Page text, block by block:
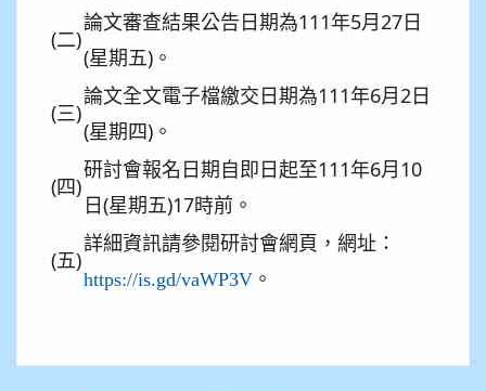
(二)
論文審查結果公告日期為111年5月27日
(星期五)。
(三)
論文全文電子檔繳交日期為111年6月2日
(星期四)。
(四)
研討會報名日期自即日起至111年6月10
日(星期五)17時前。
(五)
詳細資訊請參閱研討會網頁，網址：
https://is.gd/vaWP3V 。